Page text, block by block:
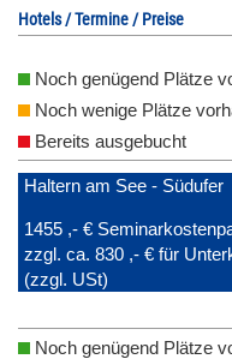
Hotels / Termine / Preise
Noch genügend Plätze
Noch wenige Plätze
Bereits ausgebucht
Haltern am See - Südufer
1455 ,- €
zzgl. ca. 830 ,- € für
(zzgl. USt)
Noch genügend Plätze